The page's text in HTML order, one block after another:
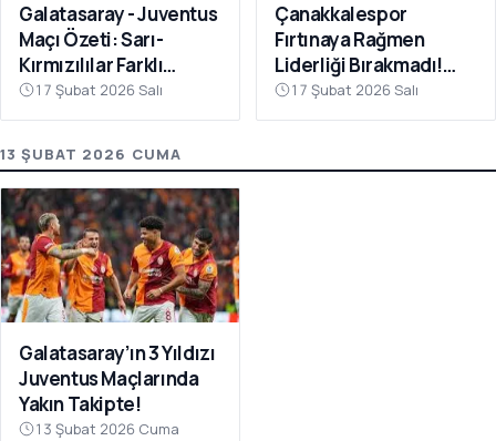
Galatasaray - Juventus
Maçı Özeti: Sarı-
Kırmızılılar Farklı
Kazandı
17 Şubat 2026 Salı
Çanakkalespor
Fırtınaya Rağmen
Liderliği Bırakmadı!
Bayramiç
Deplasmanında Kritik 3
17 Şubat 2026 Salı
13 ŞUBAT 2026 CUMA
Galatasaray’ın 3 Yıldızı
Juventus Maçlarında
Yakın Takipte!
13 Şubat 2026 Cuma